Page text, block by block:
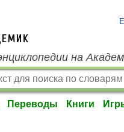
на
Переводы Книги